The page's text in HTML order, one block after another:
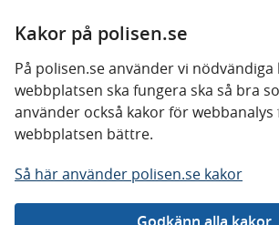
Kakor på polisen.se
På polisen.se använder vi
webbplatsen ska fungera ska så bra
använder också kakor för
webbplatsen bättre.
Så här använder polisen.se kakor